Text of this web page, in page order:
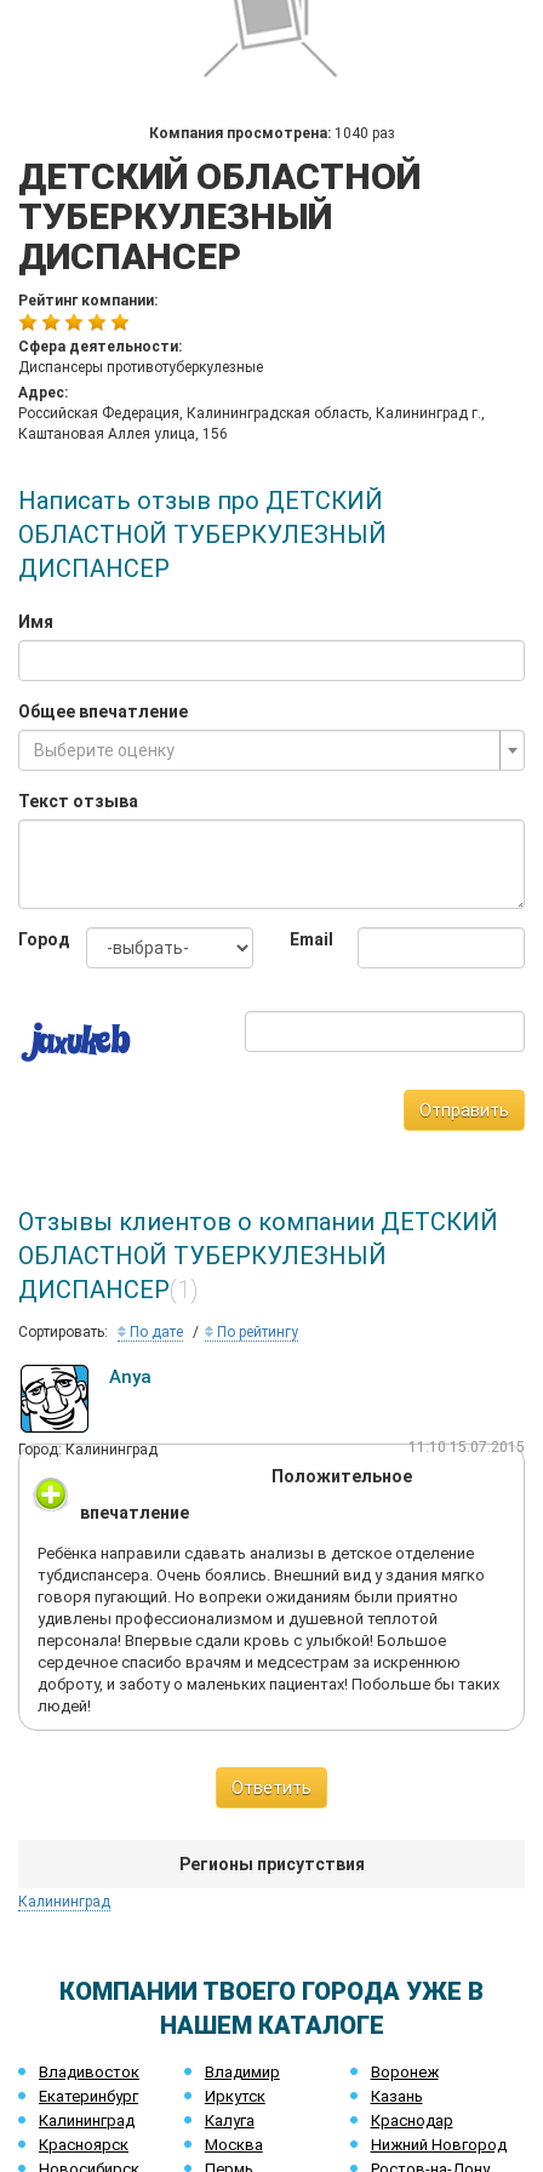
Компания просмотрена: 1040 раз
ДЕТСКИЙ ОБЛАСТНОЙ
ТУБЕРКУЛЕЗНЫЙ
ДИСПАНСЕР
Рейтинг компании:
Сфера деятельности:
Диспансеры противотуберкулезные
Адрес:
Российская Федерация, Калининградская область, Калининград г.,
Каштановая Аллея улица, 156
Написать отзыв про ДЕТСКИЙ
ОБЛАСТНОЙ ТУБЕРКУЛЕЗНЫЙ
ДИСПАНСЕР
Имя
Общее впечатление
Выберите оценку
Текст отзыва
Город Email
Отправить
Отзывы клиентов о компании ДЕТСКИЙ
ОБЛАСТНОЙ ТУБЕРКУЛЕЗНЫЙ
ДИСПАНСЕР(1)
Сортировать: По дате По рейтингу
Anya
Город: Калининград 11:10 15.07.2015
Положительное
впечатление
Ребёнка направили сдавать анализы в детское отделение
тубдиспансера. Очень боялись. Внешний вид у здания мягко
говоря пугающий. Но вопреки ожиданиям были приятно
удивлены профессионализмом и душевной теплотой
персонала! Впервые сдали кровь с улыбкой! Большое
сердечное спасибо врачям и медсестрам за искреннюю
доброту, и заботу о маленьких пациентах! Побольше бы таких
людей!
Ответить
Регионы присутствия
Калининград
КОМПАНИИ ТВОЕГО ГОРОДА УЖЕ В
НАШЕМ КАТАЛОГЕ
Владивосток Владимир
Воронеж
Екатеринбург
Иркутск
Казань
Калининград
Калуга
Краснодар
Красноярск
Москва
Нижний Новгород